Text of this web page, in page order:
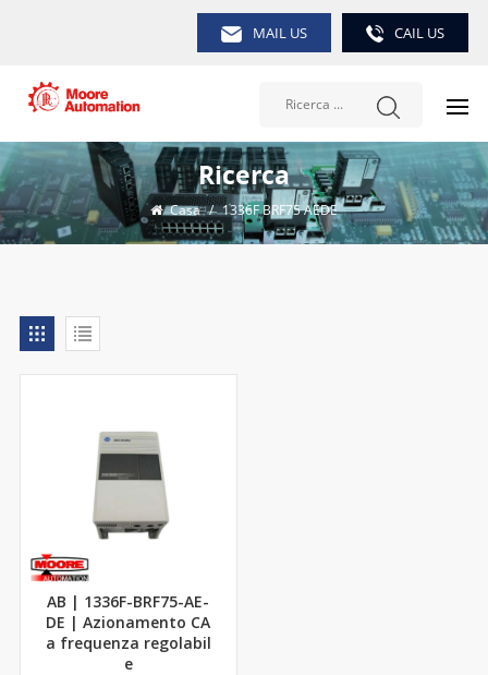
MAIL US CAIL US
Ricerca
Casa / 1336F BRF75 AEDE
AB | 1336F-BRF75-AE-
DE | Azionamento CA
a frequenza regolabil
e